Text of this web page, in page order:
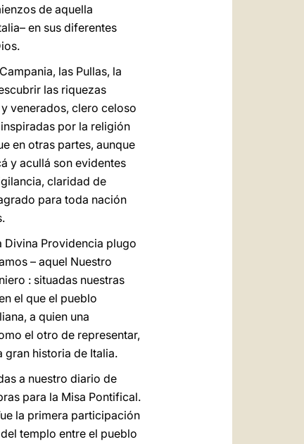
de aquella
en sus diferentes
las Pullas, la
las riquezas
venerados, clero celoso
por la religión
en otras partes, aunque
y acullá son evidentes
claridad de
para toda nación
Divina Providencia plugo
– aquel Nuestro
: situadas nuestras
el que el pueblo
a quien una
el otro de representar,
gran historia de Italia.
a nuestro diario de
para la Misa Pontifical.
la primera participación
templo entre el pueblo